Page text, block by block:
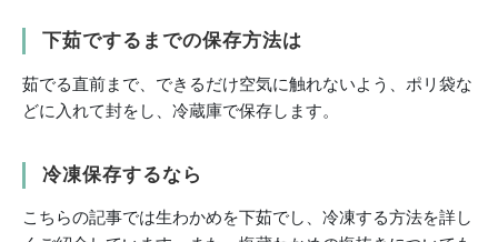
下茹でするまでの保存方法は
茹でる直前まで、できるだけ空気に触れないよう、ポリ袋な
どに入れて封をし、冷蔵庫で保存します。
冷凍保存するなら
こちらの記事では生わかめを下茹でし、冷凍する方法を詳し